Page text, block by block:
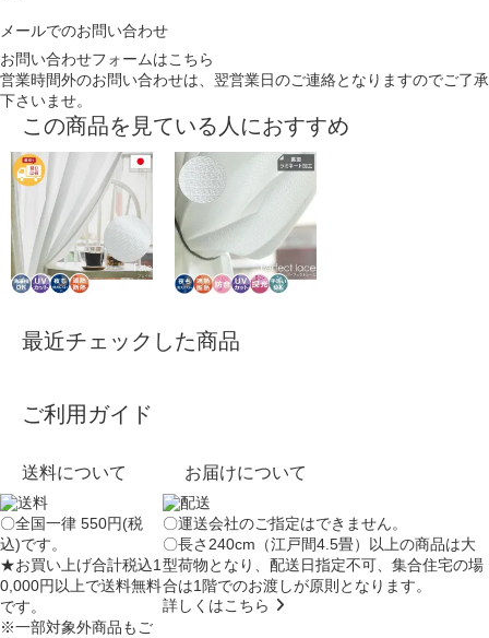
メールでのお問い合わせ
お問い合わせフォームはこちら
営業時間外のお問い合わせは、翌営業日のご連絡となりますのでご了承
下さいませ。
この商品を見ている人におすすめ
最近チェックした商品
ご利用ガイド
送料について
〇全国一律 550円(税
込)です。
★お買い上げ合計税込1
0,000円以上で送料無料
です。
※一部対象外商品もご
お届けについて
〇運送会社のご指定はできません。
〇長さ240cm（江戸間4.5畳）以上の商品は大
型荷物となり、配送日指定不可、集合住宅の場
合は1階でのお渡しが原則となります。
詳しくはこちら